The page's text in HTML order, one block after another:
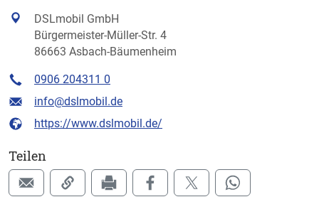
DSLmobil GmbH
Bürgermeister-Müller-Str. 4
86663 Asbach-Bäumenheim
0906 204311 0
info@dslmobil.de
https://www.dslmobil.de/
Teilen